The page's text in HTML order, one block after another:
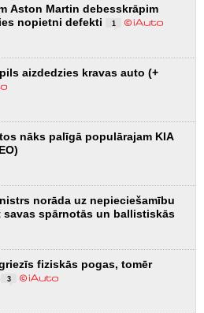
Aston Martin debesskrāpim
nopietni defekti
1
aizdedzies kravas auto (+
nāks palīgā populārajam KIA
norāda uz nepieciešamību
savas spārnotās un ballistiskās
fiziskās pogas, tomēr
3